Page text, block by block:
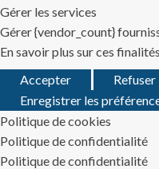
Gérer les services
Gérer {vendor_count}
En savoir plus sur ces finalités
Accepter
Refuser
Enregistrer les
Politique de cookies
Politique de confidentialité
Politique de confidentialité